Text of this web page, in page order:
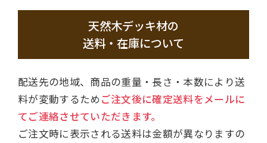
天然木デッキ材の
送料・在庫について
配送先の地域、商品の重量・長さ・本数により送
料が変動するため ご注文後に確定送料をメールに
てご連絡させていただきます。
ご注文時に表示される送料は金額が異なりますの